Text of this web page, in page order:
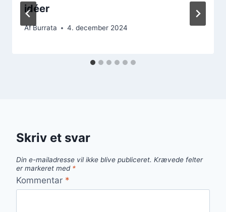
idéer
AfBurrata 4. december 2024
Skriv et svar
Din e-mailadresse vil ikke blive publiceret. Krævede felter
er markeret med *
Kommentar *